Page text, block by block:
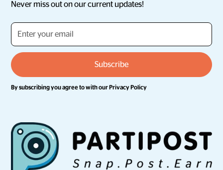
Never miss out on our current updates!
By subscribing you agree to with ourPrivacy Policy